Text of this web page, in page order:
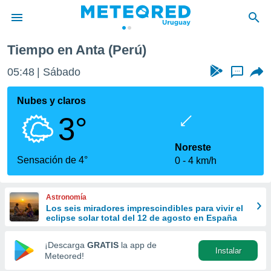
de
ha
calidad.
a este
las
y
forma
digital
basada
Tiempo en Anta (Perú)
05:48 Sábado ...
Nubes y claros
3°
Sensación de 4°
Noreste
0
4 km/h
Astronomía
Los seis miradores imprescindibles para vivir el
eclipse solar total del 12 de agosto en España
¡Descarga GRATIS la app de
Meteored!
Instalar